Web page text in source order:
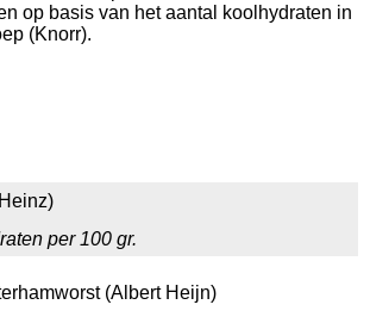
op basis van het aantal koolhydraten in
(Knorr).
per 100 gr.
(Albert Heijn)